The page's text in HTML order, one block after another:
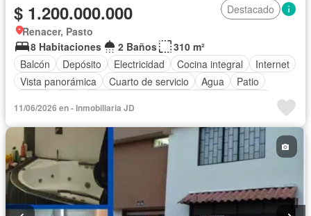
$ 1.200.000.000
Destacado
Renacer, Pasto
8 Habitaciones
2 Baños
310 m²
Balcón
Depósito Electricidad Cocina integral
Internet
Vista panorámica
Cuarto de servicio Agua
Patio
Vigilante
Área infantil
Permite niños
Solo familias Permite mascotas
11/06/2026 en - Inmobiliaria JD